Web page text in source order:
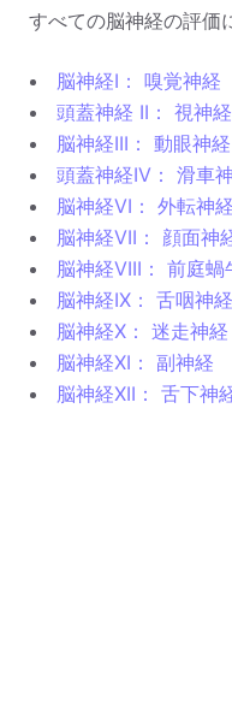
すべての脳神経の評価
脳神経I： 嗅覚神経
頭蓋神経 II： 視神経
脳神経III： 動眼神経
頭蓋神経IV： 滑車
脳神経VI： 外転神経
脳神経VII： 顔面神
脳神経VIII： 前庭蝸
脳神経IX： 舌咽神経
脳神経X： 迷走神経
脳神経XI： 副神経
脳神経XII： 舌下神